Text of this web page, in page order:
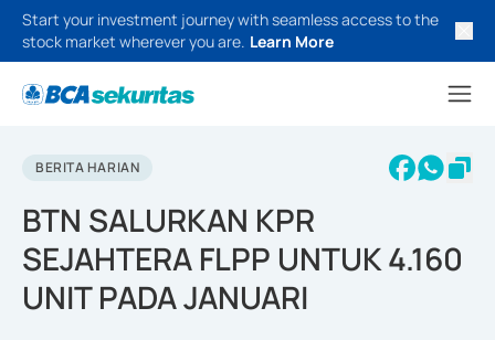
Start your investment journey with seamless access to the
stock market wherever you are. Learn More
BERITA HARIAN
BTN SALURKAN KPR
SEJAHTERA FLPP UNTUK 4.160
UNIT PADA JANUARI